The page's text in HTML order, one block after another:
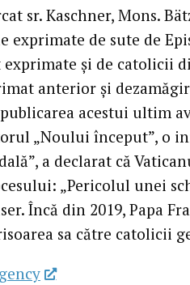
sr. Kaschner, Mons.
exprimate de sute de
și de catolicii
anterior și
acestui ultim
„Noului început”, o
a declarat că
„Pericolul unei
Încă din 2019, Papa
sa către catolicii